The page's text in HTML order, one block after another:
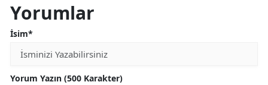
Yorumlar
İsim*
Yorum Yazın (500 Karakter)